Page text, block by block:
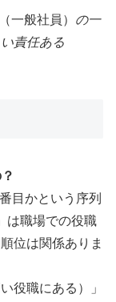
一般社員） の一
責任ある
目かという序列
は職場での役職
位は関係ありま
役職にある）」